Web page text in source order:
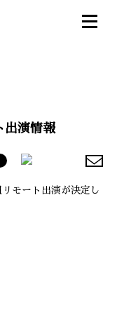
出演情報
モート出演が決定し